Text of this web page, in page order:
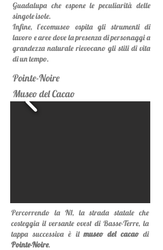
Guadalupa che espone le peculiarità delle
singole isole.
Infine, l’ecomuseo ospita gli strumenti di
lavoro e aree dove la presenza di personaggi a
grandezza naturale rievocano gli stili di vita
di un tempo.
Pointe-Noire
Museo del Cacao
Percorrendo la N1, la strada statale che
costeggia il versante ovest di Basse-Terre, la
tappa successiva è ilmuseo del cacaodi
Pointe-Noire.